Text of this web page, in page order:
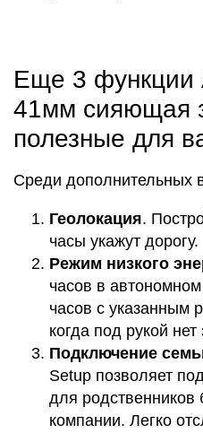
Еще 3 функции
41мм сияющая
полезные для
Среди дополнительных
Геолокация.
часы укажут дорогу.
Режим низкого
часов в
часов с указанным
когда под рукой нет
Подключение
Setup позволяет
для родственников
компании. Легко